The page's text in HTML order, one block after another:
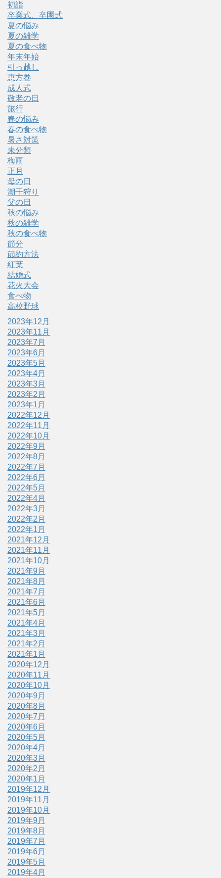
初詣
卒業式、卒園式
夏の悩み
夏の雑学
夏の食べ物
年末年始
引っ越し
恵方巻
成人式
敬老の日
旅行
春の悩み
春の食べ物
暑さ対策
未分類
梅雨
正月
母の日
潮干狩り
父の日
秋の悩み
秋の雑学
秋の食べ物
節分
節約方法
紅葉
結婚式
花火大会
食べ物
高校野球
2023年12月
2023年11月
2023年7月
2023年6月
2023年5月
2023年4月
2023年3月
2023年2月
2023年1月
2022年12月
2022年11月
2022年10月
2022年9月
2022年8月
2022年7月
2022年6月
2022年5月
2022年4月
2022年3月
2022年2月
2022年1月
2021年12月
2021年11月
2021年10月
2021年9月
2021年8月
2021年7月
2021年6月
2021年5月
2021年4月
2021年3月
2021年2月
2021年1月
2020年12月
2020年11月
2020年10月
2020年9月
2020年8月
2020年7月
2020年6月
2020年5月
2020年4月
2020年3月
2020年2月
2020年1月
2019年12月
2019年11月
2019年10月
2019年9月
2019年8月
2019年7月
2019年6月
2019年5月
2019年4月